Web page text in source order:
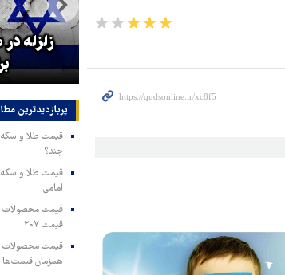
جانفشانی‌های نیروهای مسلح
زلزله
پربازدیدترین‌
چند؟
امامی
قیمت ۲۰۷
همزمان قیمت‌ها